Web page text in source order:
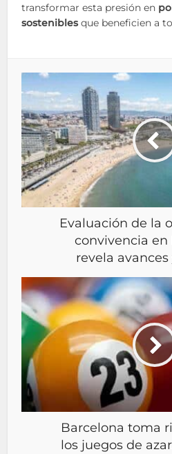
transformar esta presión en
sosteniblesque beneficien a
Evaluación de la
convivencia en
revela
Barcelona toma
los juegos de